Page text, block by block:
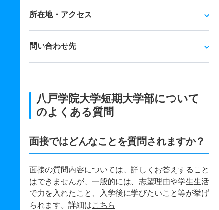
所在地・アクセス
問い合わせ先
八戸学院大学短期大学部について
のよくある質問
面接ではどんなことを質問されますか？
面接の質問内容については、詳しくお答えすること
はできませんが、一般的には、志望理由や学生生活
で力を入れたこと、入学後に学びたいこと等が挙げ
られます。詳細はこちら